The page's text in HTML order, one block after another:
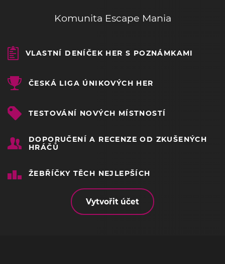
Komunita Escape Mania
VLASTNÍ DENÍČEK HER S POZNÁMKAMI
ČESKÁ LIGA ÚNIKOVÝCH HER
TESTOVÁNÍ NOVÝCH MÍSTNOSTÍ
DOPORUČENÍ A RECENZE OD ZKUŠENÝCH
HRÁČŮ
ŽEBŘÍČKY TĚCH NEJLEPŠÍCH
Vytvořit účet